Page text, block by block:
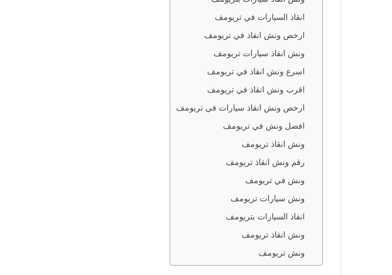
انقاذ السيارات في تريومف
ارخص ونش انقاذ في تريومف
ونش انقاذ سيارات تريومف
اسرع ونش انقاذ في تريومف
اقرب ونش انقاذ في تريومف
ارخص ونش انقاذ سيارات في تريومف
افضل ونش في تريومف
ونش انقاذ تريومف
رقم ونش انقاذ تريومف
ونش في تريومف
ونش سيارات تريومف
انقاذ السيارات بتريومف
ونش انقاذ تريومف
ونش تريومف